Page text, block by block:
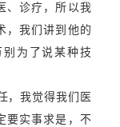
、诊疗，所以我
，我们讲到他的
为了说某种技
，我觉得我们医
要实事求是，不